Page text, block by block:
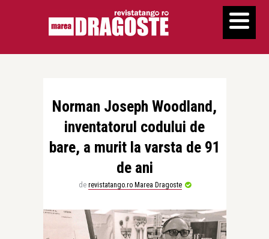
Norman Joseph Woodland,
inventatorul codului de
bare, a murit la varsta de 91
de ani
de revistatango.ro Marea Dragoste